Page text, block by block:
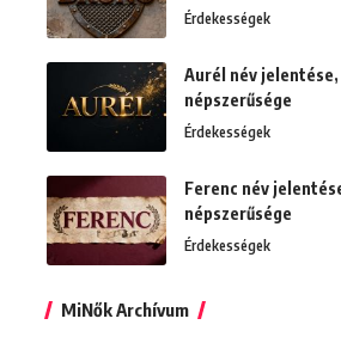
Érdekességek
Aurél név
népszerűsége
Érdekességek
Ferenc név
népszerűsége
Érdekességek
MiNők Archívum